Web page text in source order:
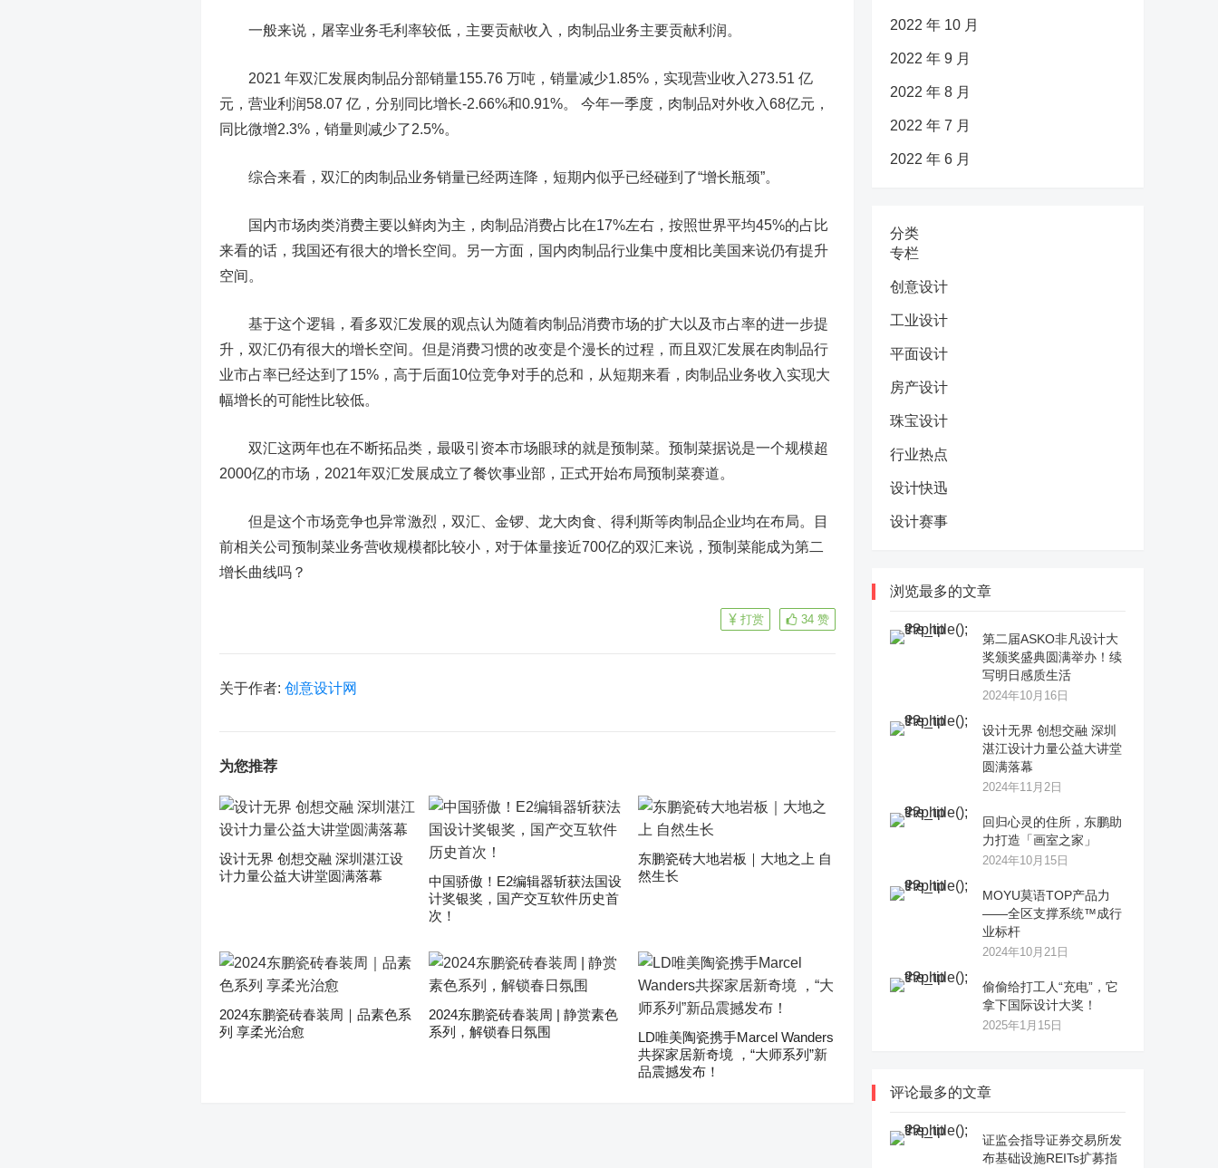
一般来说，屠宰业务毛利率较低，主要贡献收入，肉制品业务主要贡献利润。
2021 年双汇发展肉制品分部销量155.76 万吨，销量减少1.85%，实现营业收入273.51 亿
元，营业利润58.07 亿，分别同比增长-2.66%和0.91%。 今年一季度，肉制品对外收入68亿元，
同比微增2.3%，销量则减少了2.5%。
综合来看，双汇的肉制品业务销量已经两连降，短期内似乎已经碰到了“增长瓶颈”。
国内市场肉类消费主要以鲜肉为主，肉制品消费占比在17%左右，按照世界平均45%的占比
来看的话，我国还有很大的增长空间。另一方面，国内肉制品行业集中度相比美国来说仍有提升
空间。
基于这个逻辑，看多双汇发展的观点认为随着肉制品消费市场的扩大以及市占率的进一步提
升，双汇仍有很大的增长空间。但是消费习惯的改变是个漫长的过程，而且双汇发展在肉制品行
业市占率已经达到了15%，高于后面10位竞争对手的总和，从短期来看，肉制品业务收入实现大
幅增长的可能性比较低。
双汇这两年也在不断拓品类，最吸引资本市场眼球的就是预制菜。预制菜据说是一个规模超
2000亿的市场，2021年双汇发展成立了餐饮事业部，正式开始布局预制菜赛道。
但是这个市场竞争也异常激烈，双汇、金锣、龙大肉食、 得利斯等肉制品企业均在布局。目
前相关公司预制菜业务营收规模都比较小，对于体量接近700亿的双汇来说，预制菜能成为第二
增长曲线吗？
34 赞
打赏
关于作者: 创意设计网
为您推荐
设计无界 创想交融 深圳湛江设
计力量公益大讲堂圆满落幕
中国骄傲！E2编辑器斩获法国设
计奖银奖，国产交互软件历史首
次！
东鹏瓷砖大地岩板｜大地之上 自
然生长
2024东鹏瓷砖春装周｜品素色系
列 享柔光治愈
2024东鹏瓷砖春装周 | 静赏素色
系列，解锁春日氛围
LD唯美陶瓷携手Marcel Wanders
共探家居新奇境 ，“大师系列”新
品震撼发布！
2022 年 10 月
2022 年 9 月
2022 年 8 月
2022 年 7 月
2022 年 6 月
分类
专栏
创意设计
工业设计
平面设计
房产设计
珠宝设计
行业热点
设计快迅
设计赛事
浏览最多的文章
第二届ASKO非凡设计大
奖颁奖盛典圆满举办！续
写明日感质生活
2024年10月16日
设计无界 创想交融 深圳
湛江设计力量公益大讲堂
圆满落幕
2024年11月2日
回归心灵的住所，东鹏助
力打造「画室之家」
2024年10月15日
MOYU莫语TOP产品力
——全区支撑系统™成行
业标杆
2024年10月21日
偷偷给打工人“充电”，它
拿下国际设计大奖！
2025年1月15日
评论最多的文章
证监会指导证券交易所发
布基础设施REITs扩募指